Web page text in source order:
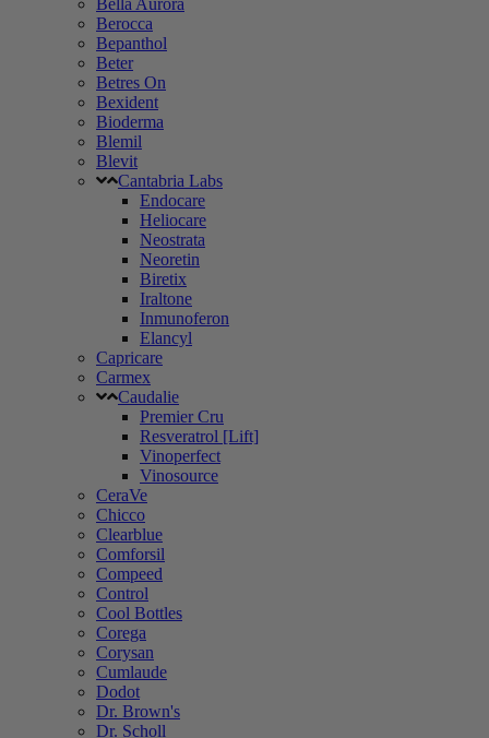
Bella Aurora
Berocca
Bepanthol
Beter
Betres On
Bexident
Bioderma
Blemil
Blevit
Cantabria Labs
Endocare
Heliocare
Neostrata
Neoretin
Biretix
Iraltone
Inmunoferon
Elancyl
Capricare
Carmex
Caudalie
Premier Cru
Resveratrol [Lift]
Vinoperfect
Vinosource
CeraVe
Chicco
Clearblue
Comforsil
Compeed
Control
Cool Bottles
Corega
Corysan
Cumlaude
Dodot
Dr. Brown's
Dr. Scholl